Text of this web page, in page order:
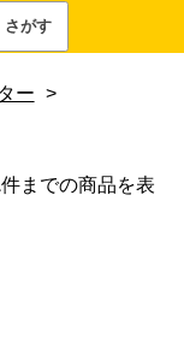
ー >
件までの商品を表